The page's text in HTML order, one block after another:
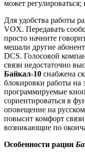
может регулироваться;
Для удобства работы
VOX. Передавать
просто начните
мешали другие
DCS. Голосовой
связи недостаточно
Байкал-10 снабжена
блокировки работы на
программируемые
сориентироваться в
оповещение на
повысит комфорт
возникающие по
Особенности рации